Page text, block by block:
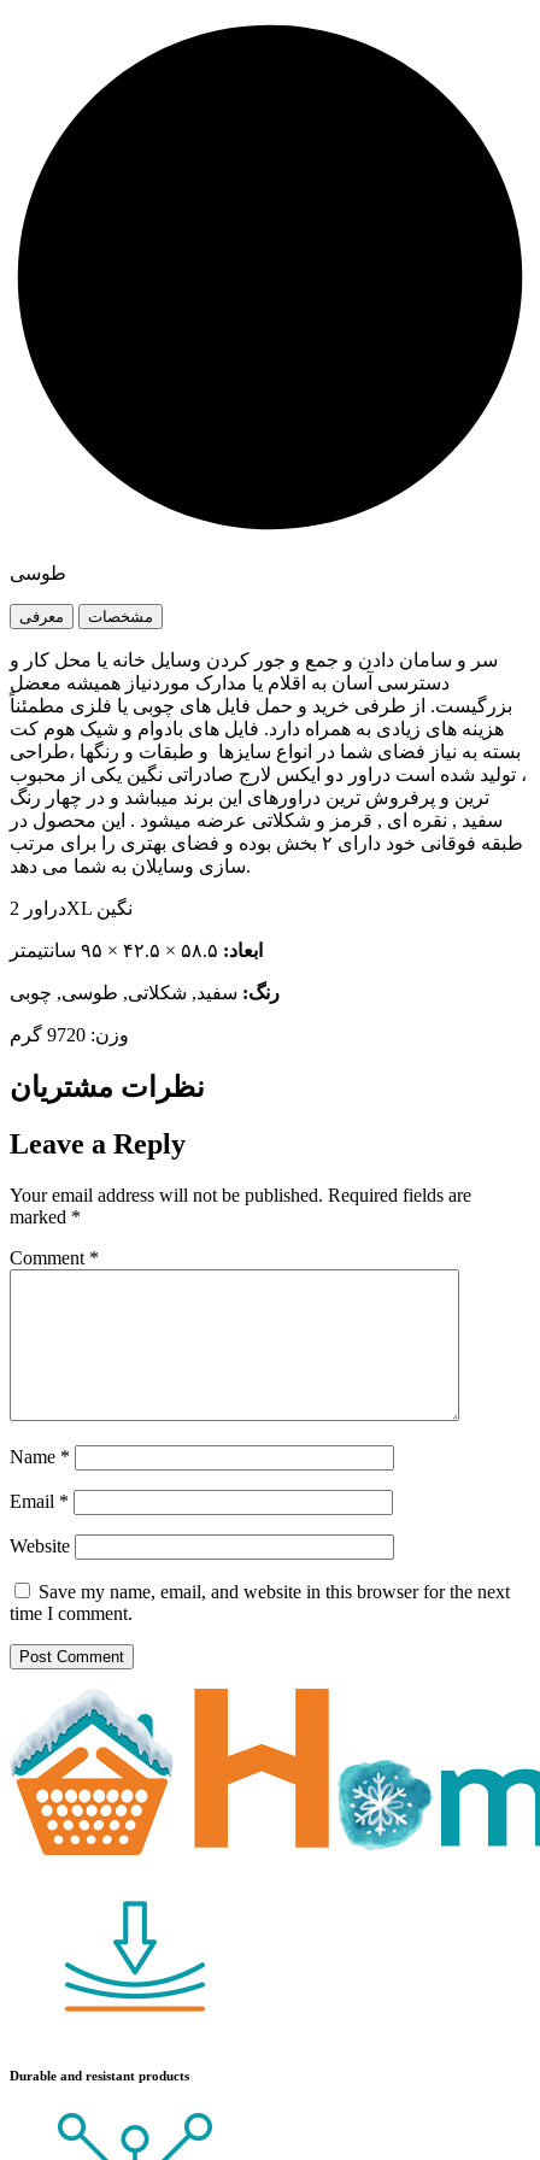
طوسی
معرفی مشخصات
سر و سامان دادن و جمع و جور کردن وسایل خانه یا محل کار و
دسترسی آسان به اقلام یا مدارک موردنیاز همیشه معضل
بزرگیست. از طرفی خرید و حمل فایل های چوبی یا فلزی مطمئناً
هزینه های زیادی به همراه دارد. فایل های بادوام و شیک هوم کت
بسته به نیاز فضای شما در انواع سایزها و طبقات و رنگها ،طراحی
، تولید شده است دراور دو ایکس لارج صادراتی نگین یکی از محبوب
ترین و پرفروش ترین دراورهای این برند میباشد و در چهار رنگ
سفید , نقره ای , قرمز و شکلاتی عرضه میشود . این محصول در
طبقه فوقانی خود دارای ۲ بخش بوده و فضای بهتری را برای مرتب
سازی وسایلان به شما می دهد.
دراور 2XL نگین
ابعاد: ۵۸.۵ × ۴۲.۵ × ۹۵ سانتیمتر
رنگ: سفید, شکلاتی, طوسی, چوبی
وزن: 9720 گرم
نظرات مشتریان
Leave a Reply
Your email address will not be published. Required fields are
marked *
Comment *
Name *
Email *
Website
Save my name, email, and website in this browser for the next
time I comment.
Durable and resistant products